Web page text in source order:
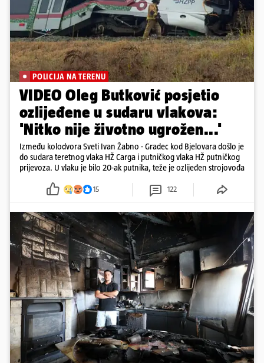
POLICIJA NA TERENU
VIDEO Oleg Butković posjetio
ozlijeđene u sudaru vlakova:
'Nitko nije životno ugrožen...'
Između kolodvora Sveti Ivan Žabno - Gradec kod Bjelovara došlo je
do sudara teretnog vlaka HŽ Carga i putničkog vlaka HŽ putničkog
prijevoza. U vlaku je bilo 20-ak putnika, teže je ozlijeđen strojovođa
15 122